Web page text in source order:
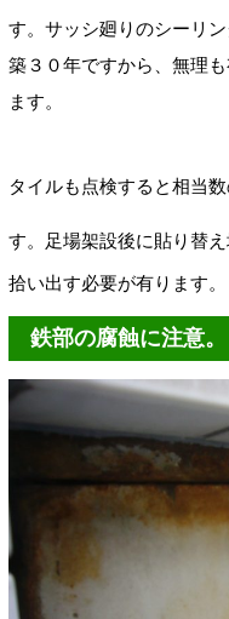
す。サッシ廻りのシーリ
築３０年ですから、無理
ます。
タイルも点検すると相当
す。足場架設後に貼り替
拾い出す必要が有ります。
鉄部の腐蝕に注意。